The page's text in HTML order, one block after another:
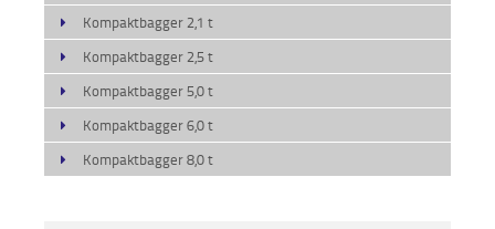
Kompaktbagger 2,1 t
Kompaktbagger 2,5 t
Kompaktbagger 5,0 t
Kompaktbagger 6,0 t
Kompaktbagger 8,0 t